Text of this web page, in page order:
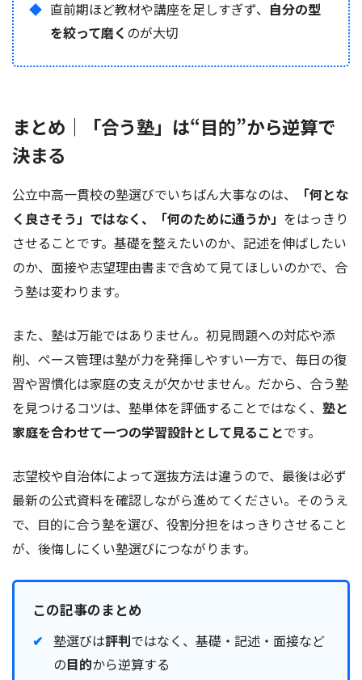
直前期ほど教材や講座を足しすぎず、 自分の型
を絞って磨く のが大切
まとめ｜「合う塾」は“目的”から逆算で
決まる
公立中高一貫校の塾選びでいちばん大事なのは、
「何とな
く良さそう」ではなく、「何のために通うか」 をはっきり
させることです。基礎を整えたいのか、記述を伸ばしたい
のか、面接や志望理由書まで含めて見てほしいのかで、合
う塾は変わります。
また、塾は万能ではありません。初見問題への対応や添
削、ペース管理は塾が力を発揮しやすい一方で、毎日の復
習や習慣化は家庭の支えが欠かせません。だから、合う塾
を見つけるコツは、塾単体を評価することではなく、 塾と
家庭を合わせて一つの学習設計として見ることです。
志望校や自治体によって選抜方法は違うので、最後は必ず
最新の公式資料を確認しながら進めてください。そのうえ
で、目的に合う塾を選び、役割分担をはっきりさせること
が、後悔しにくい塾選びにつながります。
この記事のまとめ
塾選びは評判ではなく、基礎・記述・面接など
の目的から逆算する